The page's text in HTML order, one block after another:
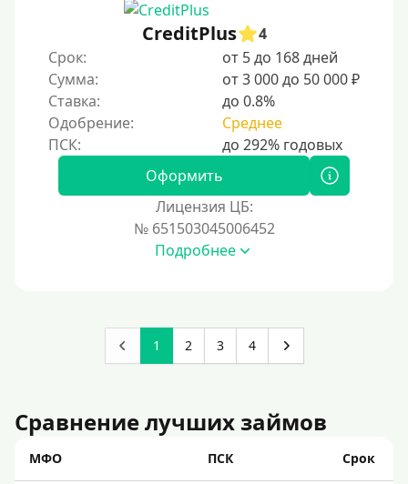
CreditPlus
4
Срок:
от 5 до 168 дней
Сумма:
от 3 000 до 50 000 ₽
Ставка:
до 0.8%
Одобрение:
Среднее
Оформить
Лицензия ЦБ:
№ 651503045006452
Подробнее
1 2 3 4
Сравнение лучших займов
МФО ПСК Срок